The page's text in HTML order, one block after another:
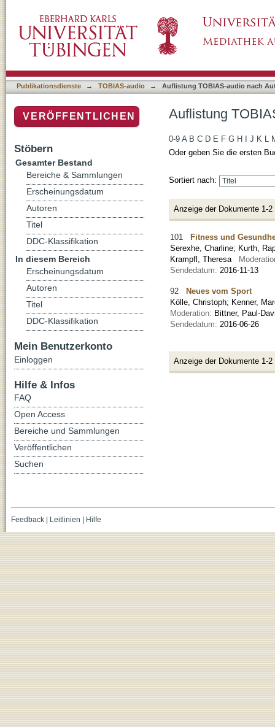
Publikationsdienste → TOBIAS-audio → Auflistung TOBIAS-audio nach
Auflistung
0-9 A B C D E F G H J K L
Oder geben Sie die ersten
Sortiert nach:
Anzeige der Dokumente 1-2
101 Fitness und
Serexhe, Charline; Kurth,
Krampfl, Theresa
Sendedatum: 2016-11-13
92 Neues vom Sport
Kölle, Christoph; Kenner,
Moderation: Bittner, Paul-
Sendedatum: 2016-06-26
Anzeige der Dokumente 1-2
VERÖFFENTLICHEN
Stöbern
Gesamter Bestand
Bereiche & Sammlungen
Erscheinungsdatum
Autoren
Titel
DDC-Klassifikation
In diesem Bereich
Erscheinungsdatum
Autoren
Titel
DDC-Klassifikation
Mein Benutzerkonto
Einloggen
Hilfe & Infos
FAQ
Open Access
Bereiche und Sammlungen
Veröffentlichen
Suchen
Feedback| Leitlinien | Hilfe